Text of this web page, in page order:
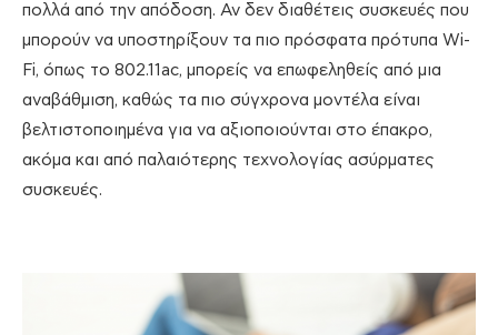
πολλά από την απόδοση. Αν δεν διαθέτεις συσκευές που
μπορούν να υποστηρίξουν τα πιο πρόσφατα πρότυπα Wi-
Fi, όπως το 802.11ac, μπορείς να επωφεληθείς από μια
αναβάθμιση, καθώς τα πιο σύγχρονα μοντέλα είναι
βελτιστοποιημένα για να αξιοποιούνται στο έπακρο,
ακόμα και από παλαιότερης τεχνολογίας ασύρματες
συσκευές.